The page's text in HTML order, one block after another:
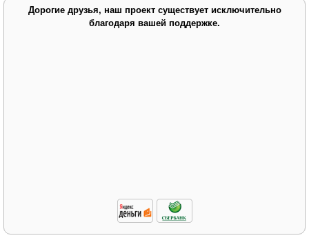
Дорогие друзья, наш проект существует исключительно
благодаря вашей поддержке.